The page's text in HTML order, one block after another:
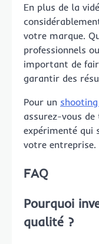
En plus de la
votre marque.
professionnels
important de
garantir des
Pour un
assurez-vous
expérimenté qui
votre entreprise.
FAQ
Pourquoi
qualité ?